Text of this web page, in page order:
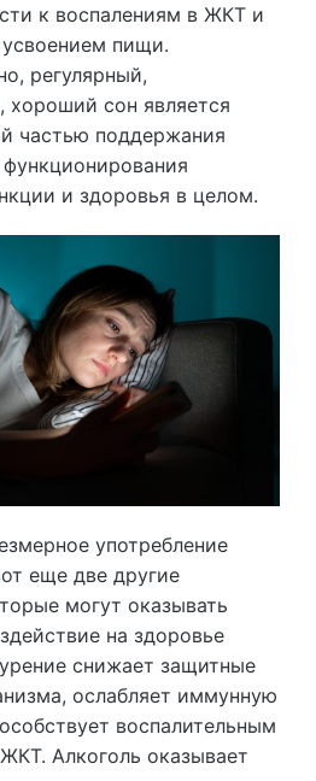
к воспалениям в ЖКТ и
пищи.
регулярный,
хороший сон является
частью поддержания
и здоровья в целом.
употребление
еще две другие
могут оказывать
на здоровье
снижает защитные
ослабляет иммунную
воспалительным
Алкоголь оказывает